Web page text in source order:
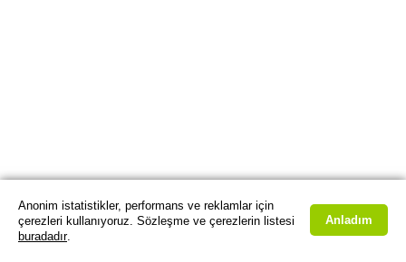
Anonim istatistikler, performans ve reklamlar için
çerezleri kullanıyoruz. Sözleşme ve çerezlerin listesi
buradadır.
Anladım